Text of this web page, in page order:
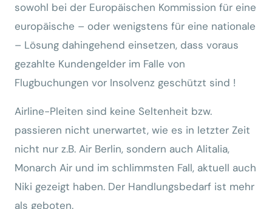
sowohl bei der Europäischen Kommission für eine
europäische – oder wenigstens für eine nationale
– Lösung dahingehend einsetzen, dass voraus
gezahlte Kundengelder im Falle von
Flugbuchungen vor Insolvenz geschützt sind !
Airline-Pleiten sind keine Seltenheit bzw.
passieren nicht unerwartet, wie es in letzter Zeit
nicht nur z.B. Air Berlin, sondern auch Alitalia,
Monarch Air und im schlimmsten Fall, aktuell auch
Niki gezeigt haben. Der Handlungsbedarf ist mehr
als geboten.